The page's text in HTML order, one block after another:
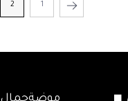
1
2